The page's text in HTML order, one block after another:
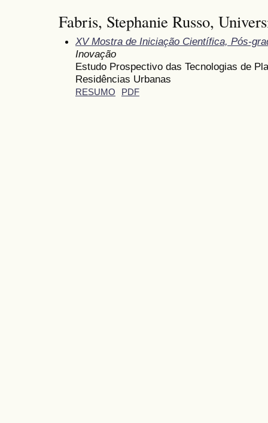
Fabris, Stephanie Russo,
XV Mostra de Iniciação Científica, Pós-
Inovação
Estudo Prospectivo das Tecnologias de
Residências Urbanas
RESUMO PDF